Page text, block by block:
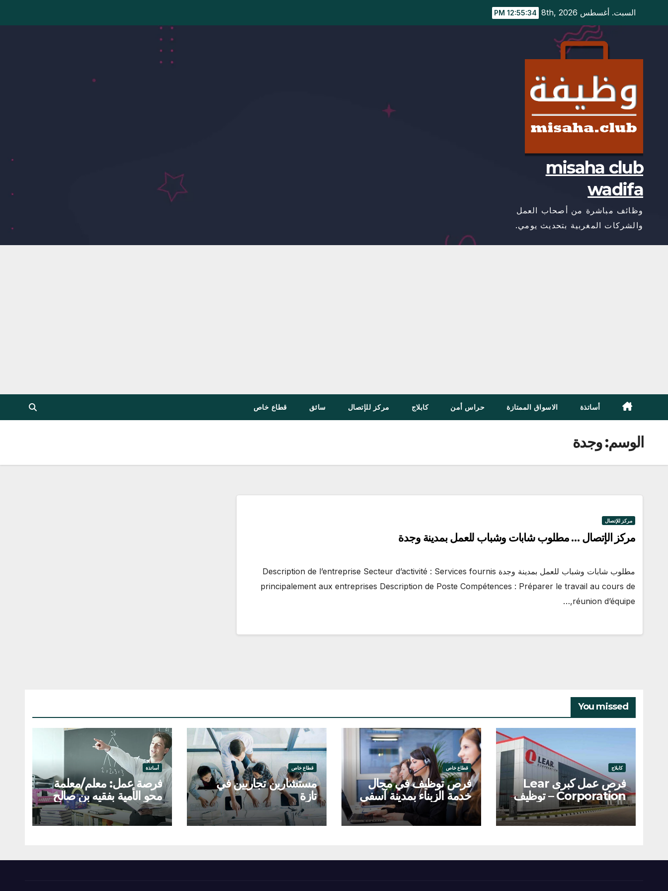
السبت. أغسطس 8th, 2026 12:55:34 PM
misaha club
wadifa
وظائف مباشرة من أصحاب العمل
والشركات المغربية بتحديث يومي.
أساتذة الاسواق الممتازة حراس أمن كابلاج مركز للإتصال سائق قطاع خاص
الوسم:وجدة
مركز للإتصال
مركز الإتصال … مطلوب شابات وشباب للعمل بمدينة وجدة
مطلوب شابات وشباب للعمل بمدينة وجدة Description de l’entreprise Secteur d’activité : Services fournis
principalement aux entreprises Description de Poste Compétences : Préparer le travail au cours de
réunion d’équipe,…
You missed
كابلاج
فرص عمل كبرى Lear
Corporation – توظيف
200 عامل وعاملة
قطاع خاص
فرص توظيف في مجال
خدمة الزبناء بمدينة آسفي
والرباط
قطاع خاص
مستشارين تجاريين في
تازة
أساتذة
فرصة عمل: معلم/معلمة
محو الأمية بفقيه بن صالح